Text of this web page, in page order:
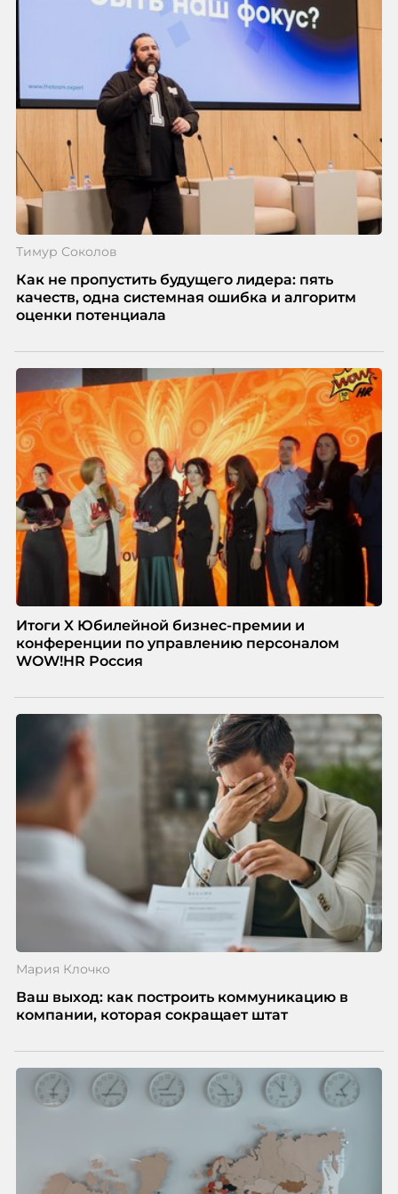
кадровых ошибок. В этой статье Марина Ускова,
руководитель отдела подбора персонала
рекрутинговой компании, разбирает самые
распространенные мифы о зумерах и объясняет,
почему устаревшие представления мешают
бизнесу находить и удерживать сильных
сотрудников.
Тимур Соколов
Как не пропустить будущего лидера: пять
качеств, одна системная ошибка и алгоритм
оценки потенциала
Итоги X Юбилейной бизнес-премии и
конференции по управлению персоналом
WOW!HR Россия
Мария Клочко
Ваш выход: как построить коммуникацию в
компании, которая сокращает штат